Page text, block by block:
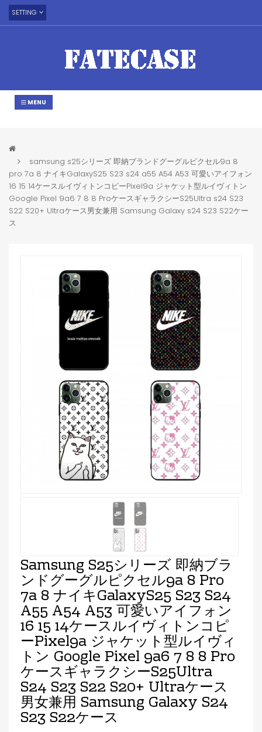
SETTING
MENU
samsung s25シリーズ 即納ブランドグーグルピクセル9a 8
pro 7a 8 ナイキGalaxyS25 S23 s24 a55 A54 A53 可愛いアイフォン
16 15 14ケースルイヴィトンコピーPixel9a ジャケット型ルイヴィトン
Google Pixel 9a6 7 8 8 ProケースギャラクシーS25Ultra s24 S23
S22 S20+ Ultraケース男女兼用 Samsung Galaxy s24 S23 S22ケー
ス
Samsung S25シリーズ 即納ブラ
ンドグーグルピクセル9a 8 Pro
7a 8 ナイキGalaxyS25 S23 S24
A55 A54 A53 可愛いアイフォン
16 15 14ケースルイヴィトンコピ
ーPixel9a ジャケット型ルイヴィ
トン Google Pixel 9a6 7 8 8 Pro
ケースギャラクシーS25Ultra
S24 S23 S22 S20+ Ultraケース
男女兼用 Samsung Galaxy S24
S23 S22ケース